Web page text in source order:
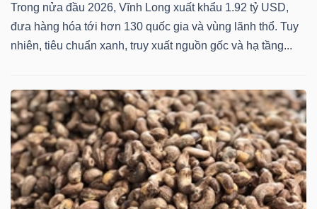
Trong nửa đầu 2026, Vĩnh Long xuất khẩu 1.92 tỷ USD,
đưa hàng hóa tới hơn 130 quốc gia và vùng lãnh thổ. Tuy
nhiên, tiêu chuẩn xanh, truy xuất nguồn gốc và hạ tầng...